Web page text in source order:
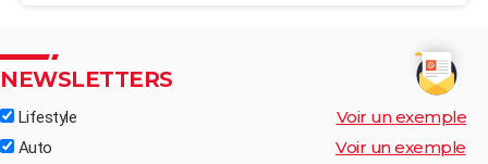
NEWSLETTERS
Lifestyle Voir un exemple
Auto Voir un exemple